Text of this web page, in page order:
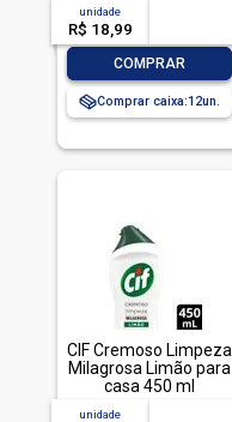
unidade
R$ 18,99
COMPRAR
Comprar caixa:12
CIF Cremoso Limpeza
Milagrosa Limão para
casa 450 ml
unidade